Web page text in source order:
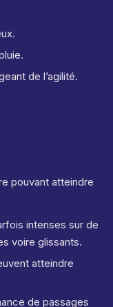
de l’agilité.
pouvant atteindre
intenses sur de
voire glissants.
atteindre
de passages